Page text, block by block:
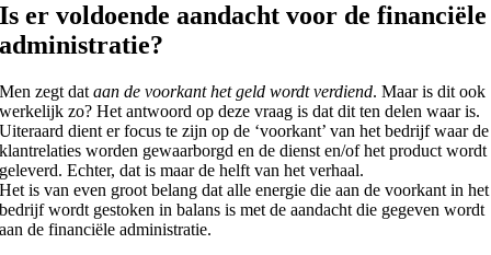
Is er voldoende aandacht voor de financiële
administratie?
Men zegt dataan de voorkant het geld wordt verdiend. Maar is dit ook
werkelijk zo? Het antwoord op deze vraag is dat dit ten delen waar is.
Uiteraard dient er focus te zijn op de ‘voorkant’ van het bedrijf waar de
klantrelaties worden gewaarborgd en de dienst en/of het product wordt
geleverd. Echter, dat is maar de helft van het verhaal.
Het is van even groot belang dat alle energie die aan de voorkant in het
bedrijf wordt gestoken in balans is met de aandacht die gegeven wordt
aan de financiële administratie.